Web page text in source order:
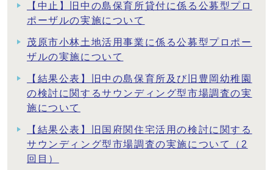
【中止】旧中の島保育所貸付に係る公募型プロ
ポーザルの実施について
茂原市小林土地活用事業に係る公募型プロポー
ザルの実施について
【結果公表】旧中の島保育所及び旧豊岡幼稚園
の検討に関するサウンディング型市場調査の実
施について
【結果公表】旧国府関住宅活用の検討に関する
サウンディング型市場調査の実施について（2
回目）